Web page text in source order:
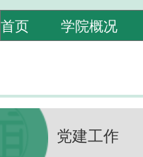
首页 学院概况
党建工作